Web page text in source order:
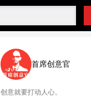
首席创意官
创意就要打动人心。